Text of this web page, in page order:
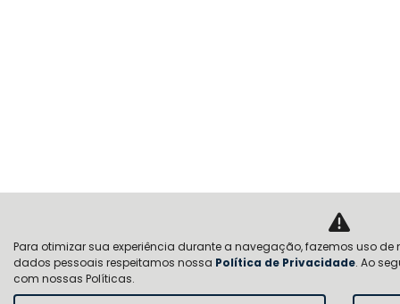
Para otimizar sua experiência durante a navegação, fazemos uso de
dados pessoais respeitamos nossa Política de Privacidade. Ao
com nossas Políticas.